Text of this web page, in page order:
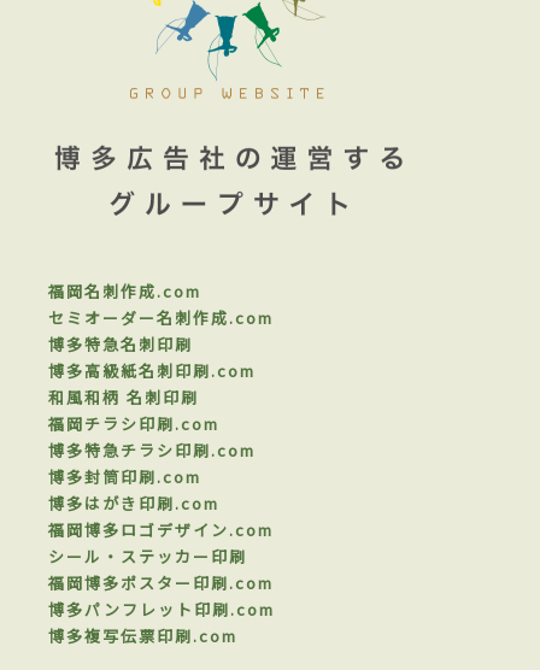
福岡名刺作成.com
セミオーダー名刺作成.com
博多特急名刺印刷
博多高級紙名刺印刷.com
和風和柄 名刺印刷
福岡チラシ印刷.com
博多特急チラシ印刷.com
博多封筒印刷.com
博多はがき印刷.com
福岡博多ロゴデザイン.com
シール・ステッカー印刷
福岡博多ポスター印刷.com
博多パンフレット印刷.com
博多複写伝票印刷.com